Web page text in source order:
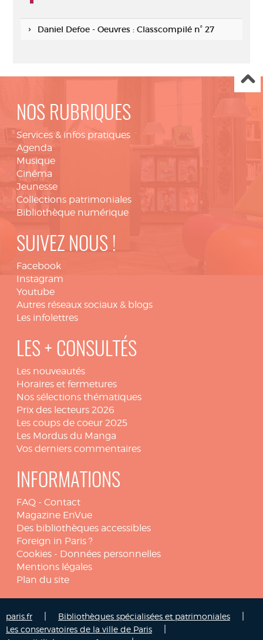
Daniel Defoe - Oeuvres : Classcompilé n° 27
NOS RUBRIQUES
Services & infos pratiques
Agenda
Musique
Cinéma
Jeunesse
Collections patrimoniales
Bibliothèque numérique
SUIVEZ NOUS !
Facebook
Instagram
Youtube
Autres réseaux sociaux & blogs
Les infolettres
LES + CONSULTÉS
Les nouveautés
Horaires et fermetures
Nos sélections thématiques
Prix des lecteurs 2026
Les coups de coeur 2025
Les Mordus du Manga
Vos derniers commentaires
INFORMATIONS
FAQ - Contact
Magazine EnVue
Des bibliothèques accessibles
Foreign in Paris ?
Cookies - Données personnelles
Mentions légales
Plan du site
paris.fr Bibliothèques spécialisées et patrimoniales
Les conservatoires de la ville de Paris